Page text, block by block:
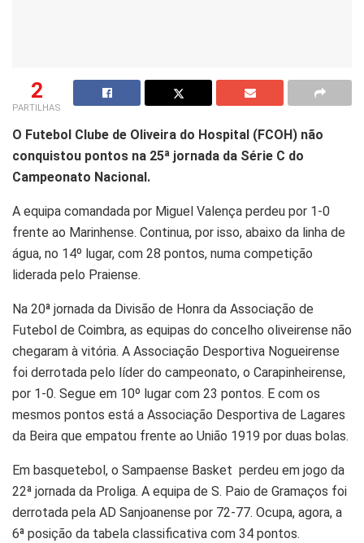
2
PARTILHAS
O Futebol Clube de Oliveira do Hospital (FCOH) não
conquistou pontos na 25ª jornada da Série C do
Campeonato Nacional.
A equipa comandada por Miguel Valença perdeu por 1-0
frente ao Marinhense. Continua, por isso, abaixo da linha de
água, no 14º lugar, com 28 pontos, numa competição
liderada pelo Praiense.
Na 20ª jornada da Divisão de Honra da Associação de
Futebol de Coimbra, as equipas do concelho oliveirense não
chegaram à vitória. A Associação Desportiva Nogueirense
foi derrotada pelo líder do campeonato, o Carapinheirense,
por 1-0. Segue em 10º lugar com 23 pontos. E com os
mesmos pontos está a Associação Desportiva de Lagares
da Beira que empatou frente ao União 1919 por duas bolas.
Em basquetebol, o Sampaense Basket perdeu em jogo da
22ª jornada da Proliga. A equipa de S. Paio de Gramaços foi
derrotada pela AD Sanjoanense por 72-77. Ocupa, agora, a
6ª posição da tabela classificativa com 34 pontos.